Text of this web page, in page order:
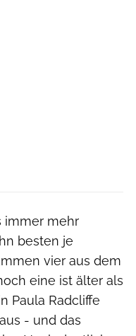
immer mehr
besten je
vier aus dem
eine ist älter als
Paula Radcliffe
- und das